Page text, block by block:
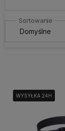
WYSYŁKA 24H
WYSYŁKA 24H
WYSYŁKA 24H
WYSYŁKA 24H